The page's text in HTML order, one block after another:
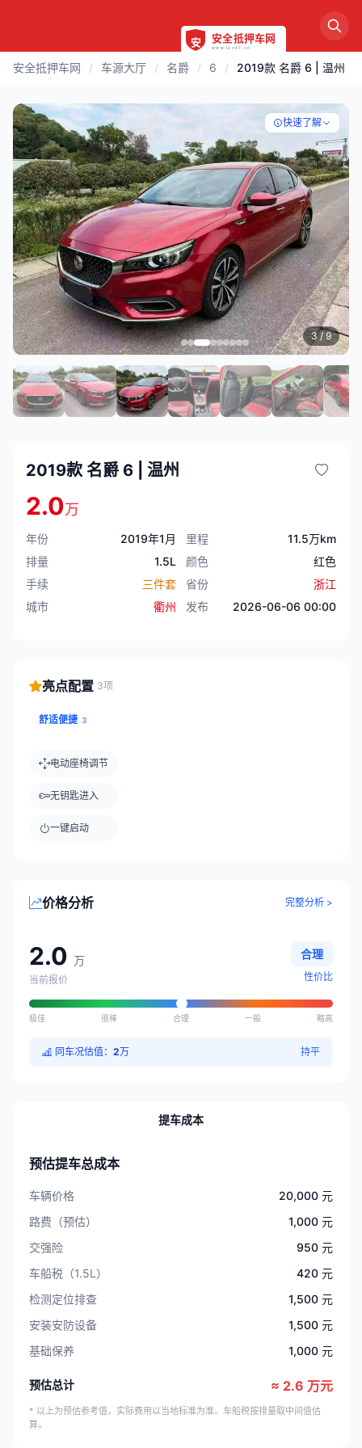
安全抵押车网 / 车源大厅 / 名爵 / 6 / 2019款 名爵 6 | 温州
快速了解
3/ 9
2019款 名爵 6 | 温州
2.0万
年份 2019年1月 里程
11.5万km
排量
1.5L 颜色
红色
手续
三件套 省份
浙江
城市
衢州 发布 2026-06-06 00:00
亮点配置 3项
舒适便捷 3
电动座椅调节
无钥匙进入
一键启动
价格分析 完整分析 >
2.0 万
当前报价
合理
性价比
极佳 很棒 合理 一般 略高
同车况估值： 2万 持平
提车成本
预估提车总成本
车辆价格
20,000 元
路费（预估）
1,000 元
交强险
950 元
车船税（1.5L）
420 元
检测定位排查
1,500 元
安装安防设备
1,500 元
基础保养
1,000 元
预估总计 ≈ 2.6 万元
* 以上为预估参考值，实际费用以当地标准为准。车船税按排量取中间值估
算。